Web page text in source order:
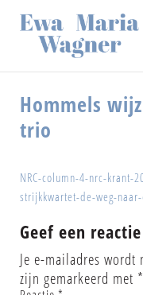
BIOGRAFIE
ARTIKELEN
AUDIO EN VIDEO
NIEUWS
CONTACT
Hommels
trio
NRC-column-4-nrc-krant-
strijkkwartet-de-weg-
Geef een reactie
Je e-mailadres
zijn gemarkeerd met *